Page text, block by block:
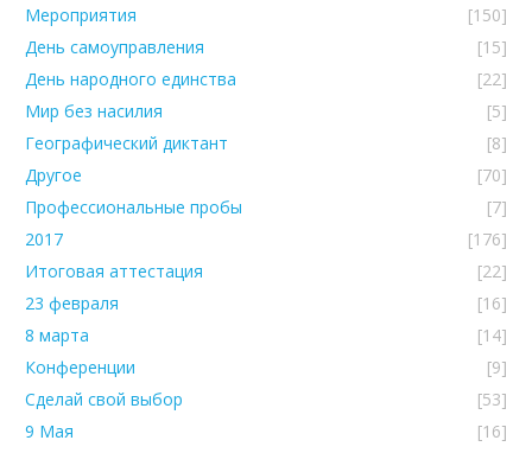
Мероприятия
[150]
День самоуправления
[15]
День народного единства
[22]
Мир без насилия
[5]
Географический диктант
[8]
Другое
[70]
Профессиональные пробы
[7]
2017
[176]
Итоговая аттестация
[22]
23 февраля
[16]
8 марта
[14]
Конференции
[9]
Сделай свой выбор
[53]
9 Мая
[16]